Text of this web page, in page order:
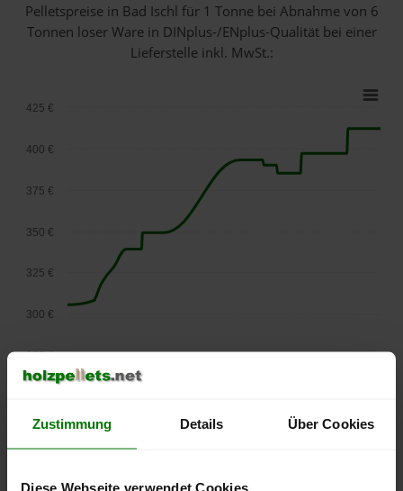
Zustimmung Details Über Cookies
Diese Webseite verwendet Cookies
Pelletspreise in Bad Ischl für 1 Tonne bei Abnahmevon 6
Tonnen loser Warein DINplus-/ENplus-Qualität bei einer
Lieferstelle inkl. MwSt.:
September
2025
275 €
300 €
325 €
350 €
375 €
400 €
425 €
Die aktuelle Preisentwicklung für Holzpellets in Österreich